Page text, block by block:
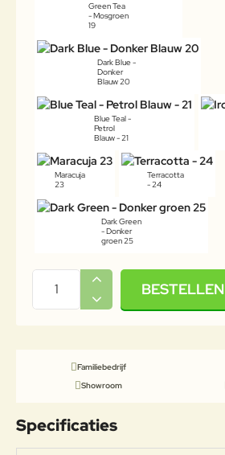
Green Tea
- Mosgroen
19
Dark Blue -
Donker
Blauw 20
Blue Teal -
Petrol
Blauw - 21
Maracuja
23
Terracotta
- 24
Dark Green
- Donker
groen 25
BESTELLEN
Familiebedrijf
Showroom
Specificaties